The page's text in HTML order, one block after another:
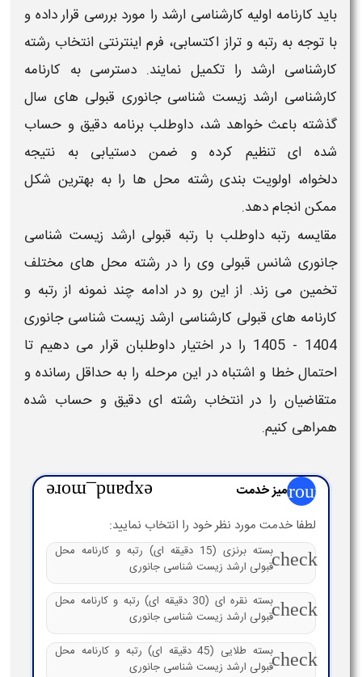
باید کارنامه اولیه کارشناسی ارشد را مورد بررسی قرار داده و
با توجه به رتبهو تراز اکتسابی، فرم اینترنتی انتخاب رشته
کارشناسی ارشد را تکمیل نمایند. دسترسی به کارنامه
کارشناسی ارشد زیست شناسی جانوری قبولی های سال
گذشته باعث خواهد شد، داوطلب برنامه دقیق و حساب
شده ای تنظیم کرده و ضمن دستیابی به نتیجه
دلخواه، اولویت بندی رشته محل ها را به بهترین شکل
ممکن انجام دهد.
مقایسه رتبهداوطلب با رتبه قبولی ارشد زیست شناسی
جانوری شانس قبولی وی را در رشته محل های مختلف
تخمین می زند. از این رو در ادامه چند نمونه از رتبه و
کارنامه های قبولی کارشناسی ارشد زیست شناسی جانوری
1404 - 1405
را در اختیار داوطلبان قرار می دهیم تا
احتمال خطا و اشتباه در این مرحله را به حداقل رسانده و
متقاضیان را در انتخاب رشته ای دقیق و حساب شده
همراهی کنیم.
groupمیز خدمت expand_more
لطفا خدمت مورد نظر خود را انتخاب نمایید:
check
بسته برنزی (15 دقیقه ای) رتبه و کارنامه محل
قبولی ارشد زیست شناسی جانوری
check
بسته نقره ای (30 دقیقه ای) رتبه و کارنامه محل
قبولی ارشد زیست شناسی جانوری
check
بسته طلایی (45 دقیقه ای) رتبه و کارنامه محل
قبولی ارشد زیست شناسی جانوری